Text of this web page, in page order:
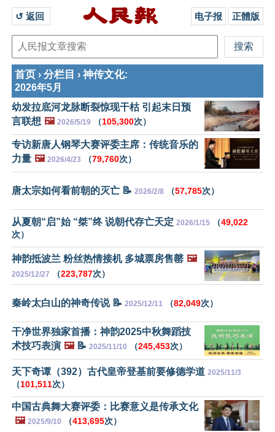
↺ 返回 电子报 正體版
首页 › 分栏目 › 神传文化:
2026年5月
幼发拉底河龙脉断裂惊现干枯 引起末日预
言联想 🖼️ 2026/5/19 （105,300次）
专访新唐人钢琴大赛评委主席：传统音乐的
力量 🖼️ 2026/4/23 （79,760次）
唐太宗如何看前朝的灭亡 📝 2026/2/8 （57,785次）
从夏朝“启”始 “桀”终 说朝代存亡天定 2026/1/15 （49,022
次）
神韵抵波兰 粉丝热情接机 多城票房售罄 🖼️
2025/12/27 （223,787次）
秦岭太白山的神奇传说 📝 2025/12/11 （82,049次）
干净世界独家首播：神韵2025中秋舞蹈技
术技巧表演 🖼️📝 2025/11/10 （245,453次）
天下奇谭（392）古代皇帝登基前要修德学道 2025/11/3
（101,511次）
中国古典舞大赛评委：比赛意义是传承文化
🖼️ 2025/9/10 （413,695次）